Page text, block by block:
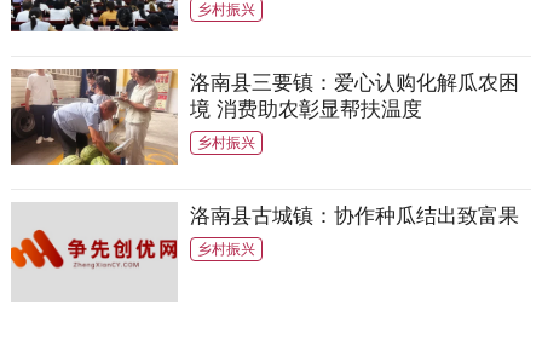
乡村振兴
洛南县三要镇：爱心认购化解瓜农困
境 消费助农彰显帮扶温度
乡村振兴
洛南县古城镇：协作种瓜结出致富果
乡村振兴